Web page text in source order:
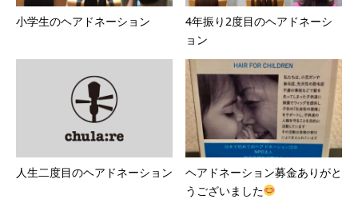
小学生のヘアドネーション
4年振り2度目のヘアドネーシ
ョン
人生二度目のヘアドネーション
ヘアドネーション募金ありがと
うございました